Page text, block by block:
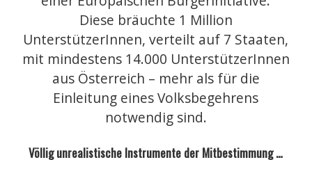
Diese bräuchte 1 Million
UnterstützerInnen, verteilt auf 7 Staaten,
mit mindestens 14.000 UnterstützerInnen
aus Österreich – mehr als für die
Einleitung eines Volksbegehrens
notwendig sind.
Völlig unrealistische Instrumente der Mitbestimmung …